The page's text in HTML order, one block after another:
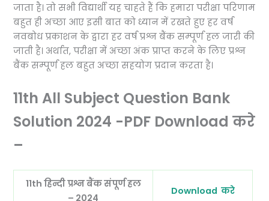
जाता है। तो सभी विद्यार्थी यह चाहते हैं कि हमारा परीक्षा परिणाम
बहुत ही अच्छा आए इसी बात को ध्यान में रखते हुए हर वर्ष
नवबोध प्रकाशन के द्वारा हर वर्ष प्रश्न बैंक सम्पूर्ण हल जारी की
जाती है। अर्थात, परीक्षा में अच्छा अंक प्राप्त करने के लिए प्रश्न
बैंक सम्पूर्ण हल बहुत अच्छा सहयोग प्रदान करता है।
11th All Subject Question Bank
Solution 2024 -PDF Download करे
–
11th हिन्दीप्रश्न बैंक संपूर्ण हल
– 2024
Download करे